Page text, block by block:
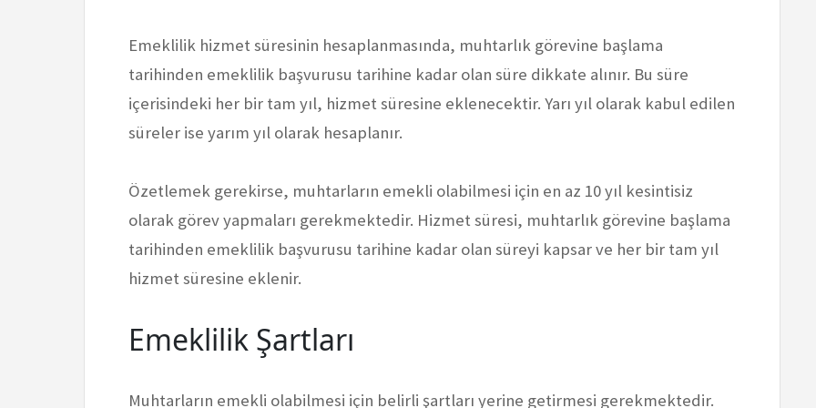
Emeklilik hizmet süresinin hesaplanmasında, muhtarlık görevine başlama
tarihinden emeklilik başvurusu tarihine kadar olan süre dikkate alınır. Bu süre
içerisindeki her bir tam yıl, hizmet süresine eklenecektir. Yarı yıl olarak kabul edilen
süreler ise yarım yıl olarak hesaplanır.
Özetlemek gerekirse, muhtarların emekli olabilmesi için en az 10 yıl kesintisiz
olarak görev yapmaları gerekmektedir. Hizmet süresi, muhtarlık görevine başlama
tarihinden emeklilik başvurusu tarihine kadar olan süreyi kapsar ve her bir tam yıl
hizmet süresine eklenir.
Emeklilik Şartları
Muhtarların emekli olabilmesi için belirli şartları yerine getirmesi gerekmektedir.